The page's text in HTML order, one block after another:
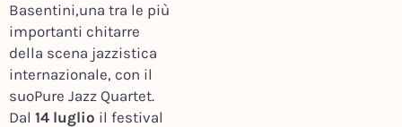
Basentini,una tra le più
importanti chitarre
della scena jazzistica
internazionale, con il
suoPure Jazz Quartet.
Dal 14 luglio il festival